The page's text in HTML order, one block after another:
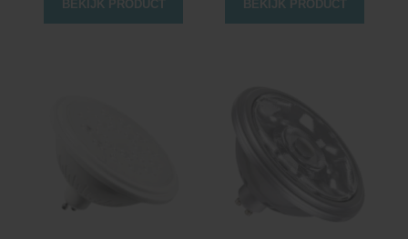
BEKIJK PRODUCT BEKIJK PRODUCT